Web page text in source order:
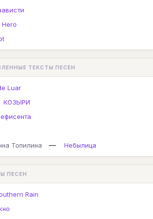
Hero
ТЕКСТЫ ПЕСЕН
Luar
КОЗЫРИ
Топилина
— Небылица
ПЕСЕН
Rain